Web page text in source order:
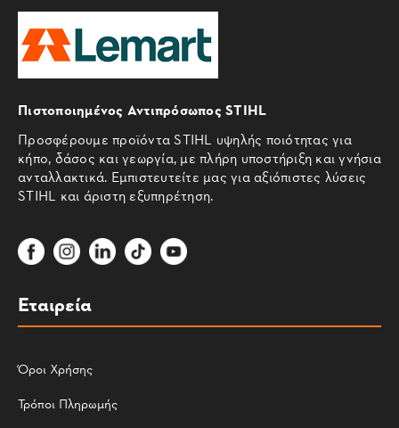
Πιστοποιημένος Αντιπρόσωπος STIHL
Προσφέρουμε προϊόντα STIHL υψηλής ποιότητας για
κήπο, δάσος και γεωργία, με πλήρη υποστήριξη και γνήσια
ανταλλακτικά. Εμπιστευτείτε μας για αξιόπιστες λύσεις
STIHL και άριστη εξυπηρέτηση.
Εταιρεία
Όροι Χρήσης
Τρόποι Πληρωμής